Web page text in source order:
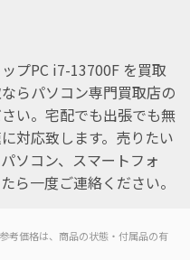
プPC i7-13700F を買取
らパソコン専門買取店の
い。宅配でも出張でも無
対応致します。売りたい
ソコン、スマートフォ
ら一度ご連絡ください。
考価格は、商品の状態・付属品の有